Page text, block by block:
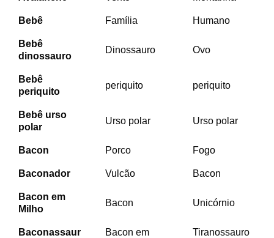
Bebê Família Humano
Bebê
dinossauro
Dinossauro Ovo
Bebê
periquito
periquito periquito
Bebê urso
polar
Urso polar Urso polar
Bacon Porco Fogo
Baconador Vulcão Bacon
Bacon em
Milho
Bacon Unicórnio
Baconassaur
Bacon em
Tiranossauro